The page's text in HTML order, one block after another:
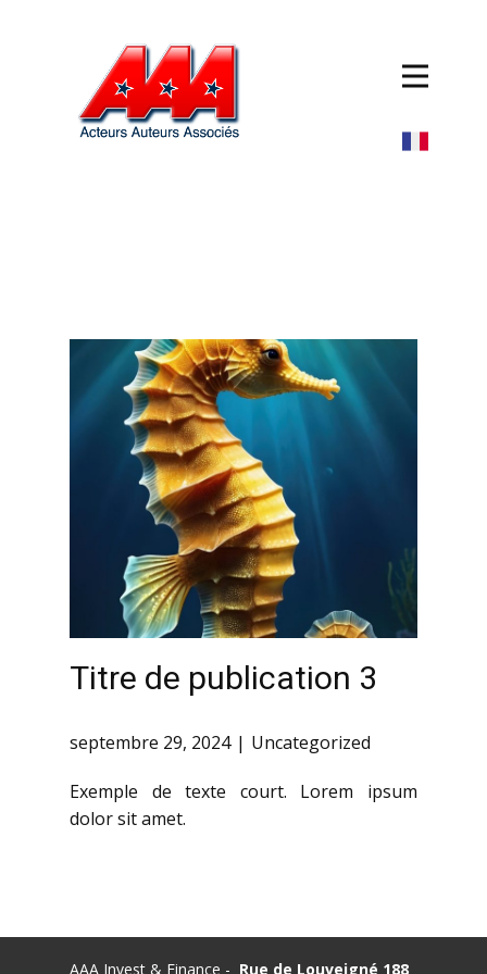
Titre de publication 3
septembre 29, 2024 Uncategorized
Exemple de texte court. Lorem ipsum
dolor sit amet.
AAA Invest & Finance - Rue de Louveigné 188